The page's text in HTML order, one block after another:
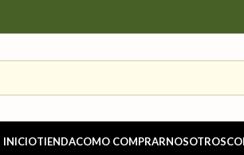
INICIOTIENDACOMO COMPRARNOSOTROS